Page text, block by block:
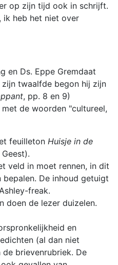
op zijn tijd ook in schrijft.
ik heb het niet over
en Ds. Eppe Gremdaat
twaalfde begon hij zijn
, pp. 8 en 9)
de woorden "cultureel,
feuilleton Huisje in de
veld in moet rennen, in dit
De inhoud getuigt
freak.
doen de lezer duizelen.
en
(al dan niet
brievenrubriek. De